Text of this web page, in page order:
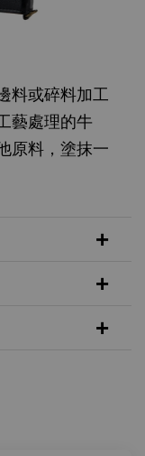
或碎料加工
藝處理的牛
原料，塗抹一